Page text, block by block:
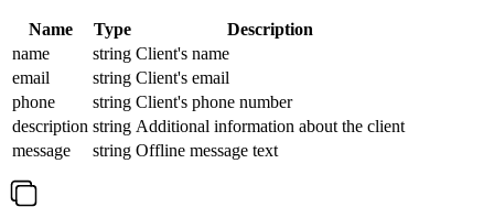
Name Type
Description
name
string Client's name
email
string Client's email
phone
string Client's phone number
description string Additional information about the client
message
string Offline message text